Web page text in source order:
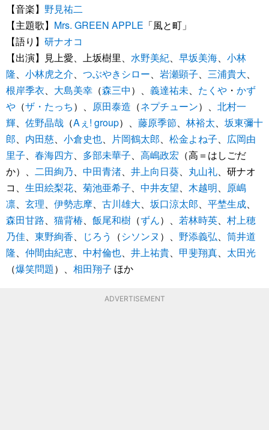
【音楽】 野見祐二
【主題歌】 Mrs. GREEN APPLE 「風と町」
【語り】 研ナオコ
【出演】見上愛、上坂樹里、 水野美紀、 早坂美海、 小林
隆、 小林虎之介、 つぶやきシロー、 岩瀬顕子、 三浦貴大、
根岸季衣、 大島美幸 （森三中）、 義達祐未、 たくや ・ かず
や （ザ・たっち）、 原田泰造 （ネプチューン）、 北村一
輝、 佐野晶哉 （Aぇ! group）、 藤原季節、 林裕太、 坂東彌十
郎、 内田慈、 小倉史也、 片岡鶴太郎、 松金よね子、 広岡由
里子、 春海四方、 多部未華子、 高嶋政宏 （高＝はしごだ
か）、 二田絢乃、 中田青渚、 井上向日葵、 丸山礼、研ナオ
コ、 生田絵梨花、 菊池亜希子、 中井友望、 木越明、 原嶋
凛、 玄理、 伊勢志摩、 古川雄大、 坂口涼太郎、 平埜生成、
森田甘路、 猫背椿、 飯尾和樹 （ずん）、 若林時英、 村上穂
乃佳、 東野絢香、 じろう （シソンヌ ）、 野添義弘、 筒井道
隆、 仲間由紀恵、 中村倫也、 井上祐貴、 甲斐翔真、 太田光
（爆笑問題）、 相田翔子 ほか
ADVERTISEMENT